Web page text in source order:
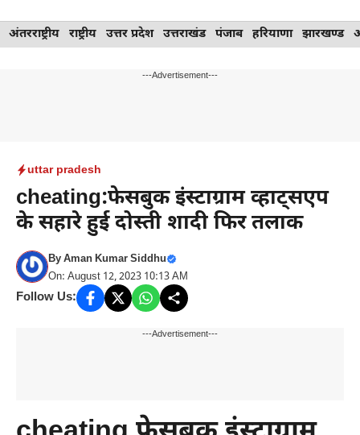
Skip
to
अंतरराष्ट्रीय राष्ट्रीय उत्तर प्रदेश उत्तराखंड पंजाब हरियाणा झारखण्ड
---Advertisement---
uttar pradesh
cheating:फेसबुक इंस्टाग्राम व्हाट्सएप
के सहारे हुई दोस्ती शादी फिर तलाक
ByAman Kumar Siddhu
On: August 12, 2023 10:13 AM
Follow Us:
---Advertisement---